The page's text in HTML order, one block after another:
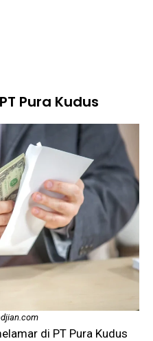
Pura Kudus
di PT Pura Kudus